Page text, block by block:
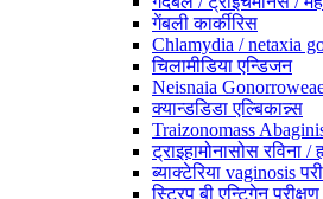
गेंबली कार्कीरिस
Chlamydia / netaxia
चिलामीडिया एन्डिजन
Neisnaia
क्यान्डडिडा एल्बिकान्न्स
Traizonomass
ट्राइहामोनासोस रविना /
ब्याक्टेरिया vaginosis
स्ट्रिप बी एन्टिगेन परीक्षण